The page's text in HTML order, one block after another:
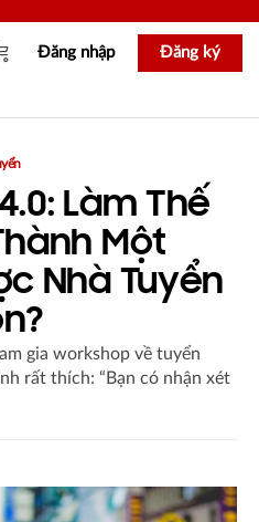
Đăng nhập Đăng ký
Làm Thế
Một
Nhà Tuyển
gia workshop về tuyển
rất thích: “Bạn có nhận xét